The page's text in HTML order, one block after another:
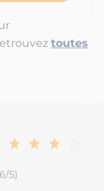
toutes
5)